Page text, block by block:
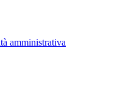
amministrativa